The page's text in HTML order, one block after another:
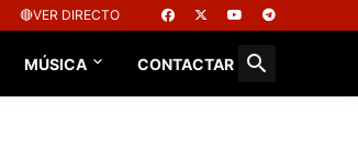
🔴VER DIRECTO
MÚSICA CONTACTAR